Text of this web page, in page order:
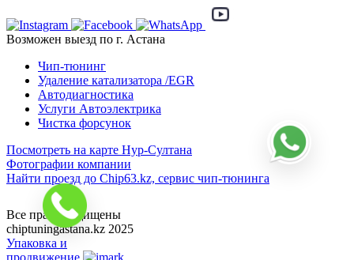
Возможен выезд по г. Астана
Чип-тюнинг
Удаление катализатора /EGR
Автодиагностика
Услуги Автоэлектрика
Чистка форсунок
Посмотреть на карте Нур-Султана
Фотографии компании
Найти проезд до Chip63.kz, сервис чип-тюнинга
Как проехать
Все права защищены
chiptuningastana.kz 2025
Упаковка и
Написать
в
Позвонить
—
8
(777)